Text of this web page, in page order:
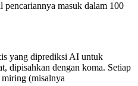
pencariannya masuk dalam 100
yang diprediksi AI untuk
dipisahkan dengan koma. Setiap
(misalnya